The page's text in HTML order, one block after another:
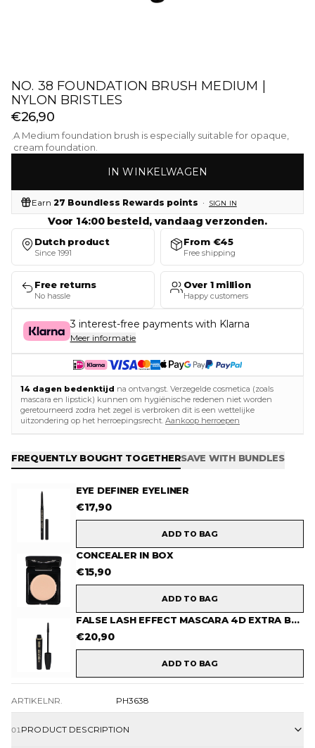
NO. 38 FOUNDATION BRUSH MEDIUM |
NYLON BRISTLES
€26,90
·A Medium foundation brush is especially suitable for opaque,
cream foundation.
IN WINKELWAGEN
Earn 27 Boundless Rewards points · SIGN IN
Voor 14:00 besteld, vandaag verzonden.
Dutch product
Since 1991
From €45
Free shipping
Free returns
No hassle
Over 1 million
Happy customers
3 interest-free payments with Klarna
Meer informatie
14 dagen bedenktijd na ontvangst. Verzegelde cosmetica (zoals
mascara en lipstick) kunnen om hygiënische redenen niet worden
geretourneerd zodra het zegel is verbroken dit is een wettelijke
uitzondering op het herroepingsrecht. Aankoop herroepen
FREQUENTLY BOUGHT TOGETHERSAVE WITH BUNDLES
EYE DEFINER EYELINER
€17,90
ADD TO BAG
CONCEALER IN BOX
€15,90
ADD TO BAG
FALSE LASH EFFECT MASCARA 4D EXTRA BLACK
€20,90
ADD TO BAG
ARTIKELNR. PH3638
01 PRODUCT DESCRIPTION